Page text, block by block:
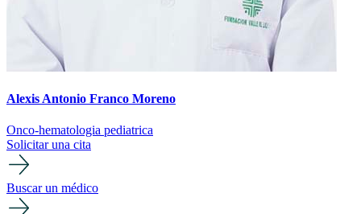
Alexis Antonio Franco Moreno
Onco-hematologia pediatrica
Solicitar una cita
Buscar un médico